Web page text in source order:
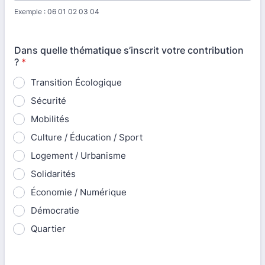
Exemple : 06 01 02 03 04
Dans quelle thématique s’inscrit votre contribution
? *
Transition Écologique
Sécurité
Mobilités
Culture / Éducation / Sport
Logement / Urbanisme
Solidarités
Économie / Numérique
Démocratie
Quartier